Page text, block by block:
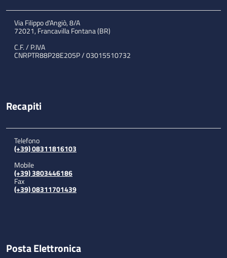
Via Filippo d'Angiò, 8/A
72021, Francavilla Fontana (BR)
C.F. / P.IVA
CNRPTR88P28E205P / 03015510732
Recapiti
Telefono
(+39) 08311816103
Mobile
(+39) 3803446186
Fax
(+39) 08311701439
Posta Elettronica